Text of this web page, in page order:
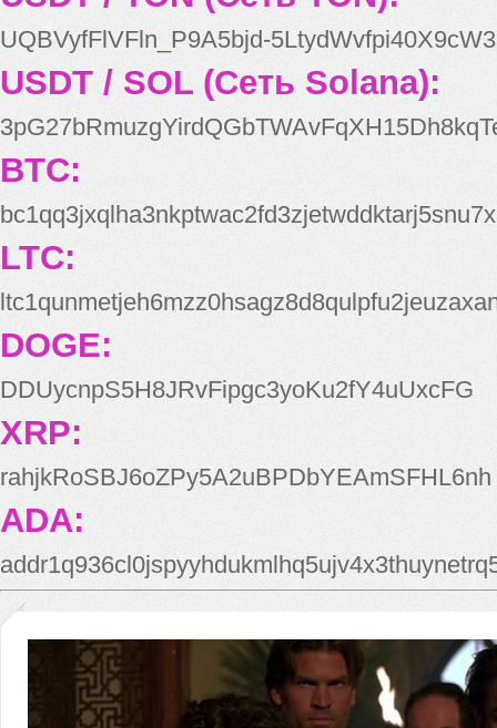
UQBVyfFlVFln_P9A5bjd-
USDT / SOL (Сеть Solana):
BTC:
bc1qq3jxqlha3nkptwac2fd3zjetwddktarj5snu7x
LTC:
DOGE:
DDUycnpS5H8JRvFipgc3yoKu2fY4uUxcFG
XRP:
rahjkRoSBJ6oZPy5A2uBPDbYEAmSFHL6nh
ADA: